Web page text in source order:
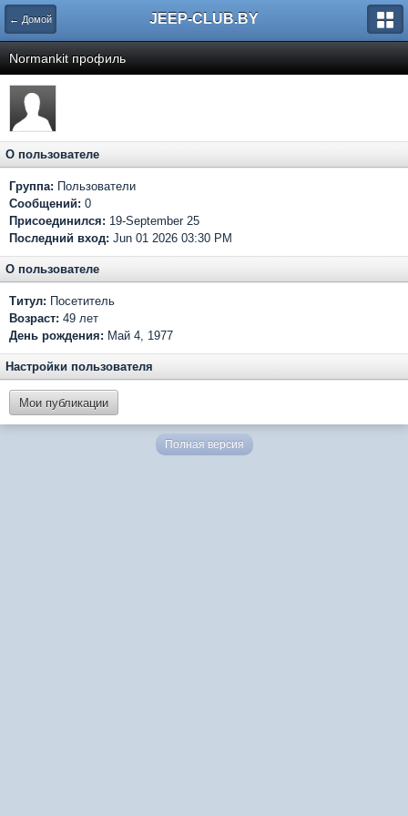
← Домой JEEP-CLUB.BY
Normankit профиль
О пользователе
Группа: Пользователи
Сообщений: 0
Присоединился: 19-September 25
Последний вход: Jun 01 2026 03:30 PM
О пользователе
Титул: Посетитель
Возраст: 49 лет
День рождения: Май 4, 1977
Настройки пользователя
Мои публикации
Полная версия